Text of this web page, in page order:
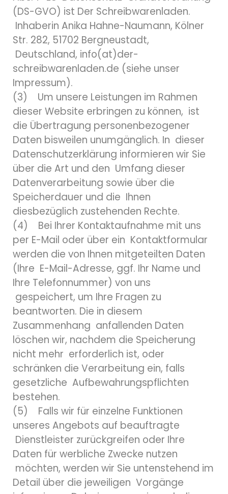
(DS-GVO) ist Der Schreibwarenladen.
Inhaberin Anika Hahne-Naumann, Kölner
Str. 282, 51702 Bergneustadt,
Deutschland, info(at)der-
schreibwarenladen.de (siehe unser
Impressum).
(3) Um unsere Leistungen im Rahmen
dieser Website erbringen zu können, ist
die Übertragung personenbezogener
Daten bisweilen unumgänglich. In dieser
Datenschutzerklärung informieren wir Sie
über die Art und den Umfang dieser
Datenverarbeitung sowie über die
Speicherdauer und die Ihnen
diesbezüglich zustehenden Rechte.
(4) Bei Ihrer Kontaktaufnahme mit uns
per E-Mail oder über ein Kontaktformular
werden die von Ihnen mitgeteilten Daten
(Ihre E-Mail-Adresse, ggf. Ihr Name und
Ihre Telefonnummer) von uns
gespeichert, um Ihre Fragen zu
beantworten. Die in diesem
Zusammenhang anfallenden Daten
löschen wir, nachdem die Speicherung
nicht mehr erforderlich ist, oder
schränken die Verarbeitung ein, falls
gesetzliche Aufbewahrungspflichten
bestehen.
(5) Falls wir für einzelne Funktionen
unseres Angebots auf beauftragte
Dienstleister zurückgreifen oder Ihre
Daten für werbliche Zwecke nutzen
möchten, werden wir Sie untenstehend im
Detail über die jeweiligen Vorgänge